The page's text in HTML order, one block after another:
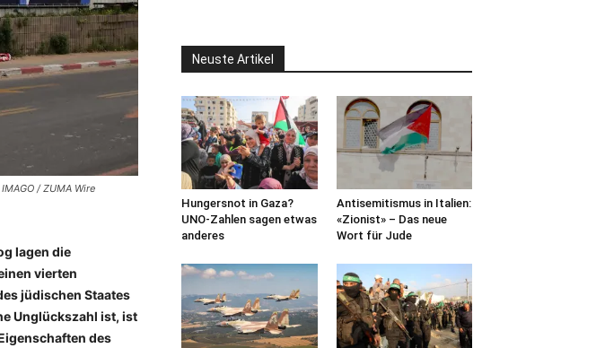
/ ZUMA Wire
lagen die
vierten
jüdischen Staates
Unglückszahl ist, ist
des
Neuste Artikel
Hungersnot in Gaza?
UNO-Zahlen sagen etwas
anderes
Antisemitismus in Italien:
«Zionist» – Das neue
Wort für Jude